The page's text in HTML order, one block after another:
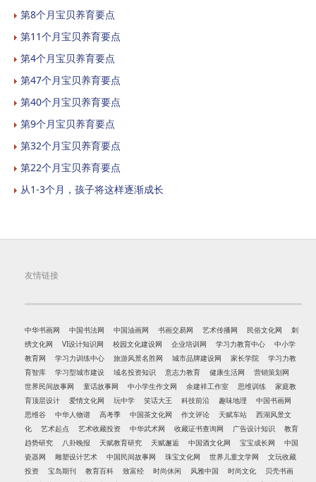
第8个月宝贝养育要点
第11个月宝贝养育要点
第4个月宝贝养育要点
第47个月宝贝养育要点
第40个月宝贝养育要点
第9个月宝贝养育要点
第32个月宝贝养育要点
第22个月宝贝养育要点
从1-3个月，孩子将这样逐渐成长
友情链接
中华书画网 中国书法网 中国油画网 书画交易网 艺术传播网 民俗文化网
刺
绣文化网
VI设计知识网 校园文化建设网 企业培训网 学习力教育中心
中小学
教育网
学习力训练中心 旅游风景名胜网 城市品牌建设网 家长学院
学习力教
育智库
学习型城市建设 域名投资知识 意志力教育 健康生活网
营销策划网
世界民间故事网
童话故事网 中小学生作文网 余建祥工作室 思维训练
家庭教
育顶层设计
爱情文化网 玩中学 笑话大王 科技前沿 趣味地理
中国书画网
思维谷
中华人物谱 高考季 中国茶文化网 作文评论 天赋车站
西湖风景文
化
艺术起点 艺术收藏投资 中华武术网 收藏证书查询网 广告设计知识
教育
趋势研究
八卦晚报 天赋教育研究 天赋邂逅 中国酒文化网 宝宝成长网
中国
瓷器网
雕塑设计艺术 中国民间故事网 珠宝文化网 世界儿童文学网
文玩收藏
投资
宝岛期刊 教育百科 致富经 时尚休闲 风雅中国 时尚文化
贝壳书画